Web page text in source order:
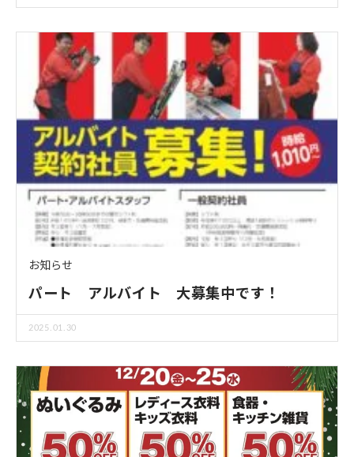
お知らせ
パート アルバイト 大募集中です！
2025.01.30